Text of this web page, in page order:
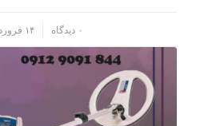
۰ دیدگاه ۱۴ فروردین ۱۴۰۲